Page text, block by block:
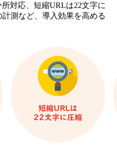
対応、短縮URLは22文字に
測など、導入効果を高める